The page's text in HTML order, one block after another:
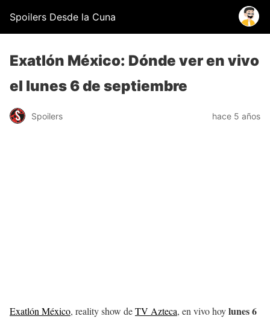
Spoilers Desde la Cuna
Exatlón México: Dónde ver en vivo
el lunes 6 de septiembre
Spoilers hace 5 años
Exatlón México, reality show deTV Azteca, en vivo hoylunes 6